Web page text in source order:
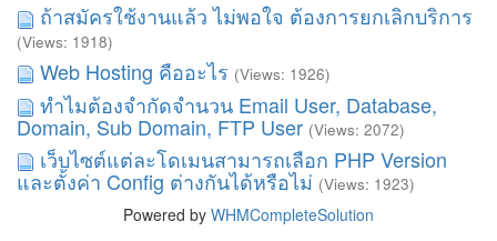
ถ้าสมัครใช้งานแล้ว ไม่พอใจ ต้องการยกเลิกบริการ
(Views: 1918)
Web Hosting คืออะไร (Views: 1926)
ทำไมต้องจำกัดจำนวน Email User, Database,
Domain, Sub Domain, FTP User (Views: 2072)
เว็บไซต์แต่ละโดเมนสามารถเลือก PHP Version
และตั้งค่า Config ต่างกันได้หรือไม่ (Views: 1923)
Powered by WHMCompleteSolution